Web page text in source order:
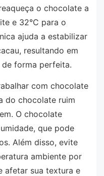
o chocolate a
e 32°C para o
ajuda a estabilizar
resultando em
forma perfeita.
com chocolate
do chocolate ruim
O chocolate
que pode
Além disso, evite
ambiente por
afetar sua textura e